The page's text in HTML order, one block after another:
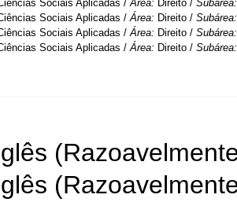
Sociais Aplicadas /Área: Direito /
Sociais Aplicadas /Área: Direito /
Sociais Aplicadas /Área: Direito /
Sociais Aplicadas /Área: Direito /